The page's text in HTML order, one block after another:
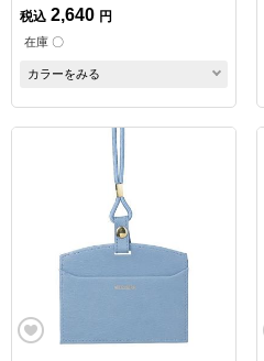
税込 2,640 円
在庫 〇
カラーをみる